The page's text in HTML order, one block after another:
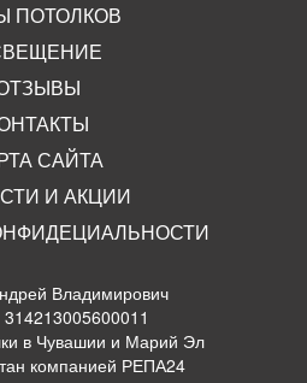
ПОТОЛКОВ
САЙТА
И АКЦИИ
Владимирович
в Чувашии и Марий Эл
компанией РЕПА24